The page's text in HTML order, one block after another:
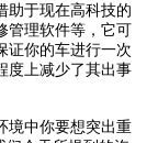
助于现在高科技的
管理软件等，它可
证你的车进行一次
度上减少了其出事
中你要想突出重